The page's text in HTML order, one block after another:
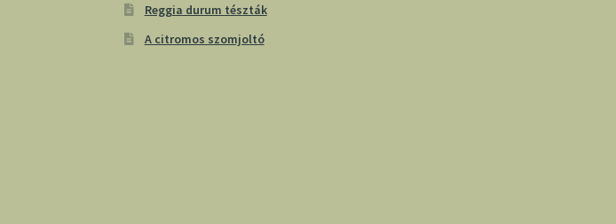
Reggia durum tészták
A citromos szomjoltó